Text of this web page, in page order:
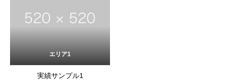
エリア1
実績サンプル1